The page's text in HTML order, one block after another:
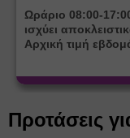
Ωράριο 08:00-17:00 * Η
ισχύει
Αρχική τιμή
Προτάσεις